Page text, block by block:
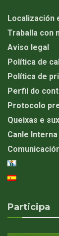
Localización
Traballa con
Aviso legal
Política de
Política de
Perfil do
Protocolo
Queixas e
Canle
Participa